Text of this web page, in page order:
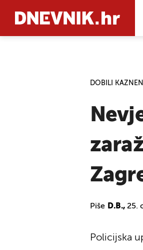
DOBILI
Piše D.B., 25.
Policijska